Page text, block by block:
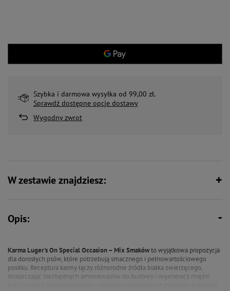
Szybka i darmowa wysyłka od 99,00 zł.
Sprawdź dostępne opcje dostawy
Wygodny zwrot
W zestawie znajdziesz:
Opis:
Karma Luger's On Special Occasion – Mix Smakówto wyjątkowa propozycja
dla dorosłych psów, które potrzebują smacznego i pełnowartościowego
posiłku. Receptura karmy łączy różnorodne źródła białka zwierzęcego,
dostarczając niezbędnych aminokwasów do budowy i regeneracji mięśni